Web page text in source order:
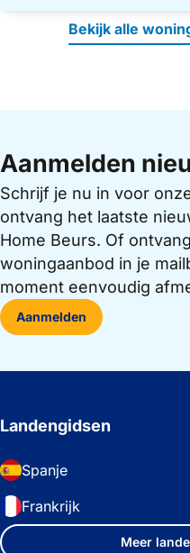
Bekijk alle
Aanmelden
Schrijf je nu in voor
ontvang het laatste
Home Beurs. Of
woningaanbod in je
moment eenvoudig
Aanmelden
Landengidsen
Spanje
Frankrijk
Meer